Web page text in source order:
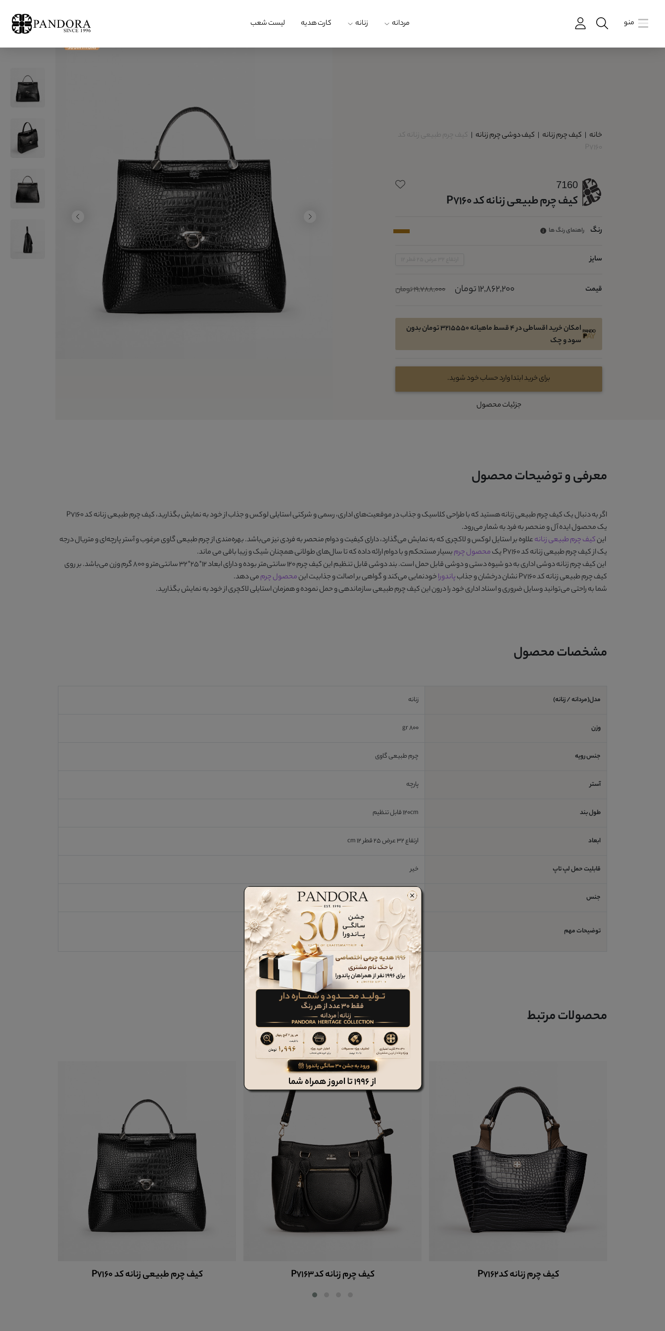
منو مردانه زنانه کارت هدیه لیست شعب
خانه | کیف چرم زنانه | کیف دوشی چرم زنانه | کیف چرم طبیعی زنانه کد
P7160
7160
کیف چرم طبیعی زنانه کد P7160
رنگ راهنمای رنگ ها
سایز
قیمت 12,862,200 تومان 19,788,000 تومان
امکان خرید اقساطی در 4 قسط ماهیانه 3215550 تومان بدون
سود و چک
برای خرید ابتدا وارد حساب خود شوید.
جزئیات محصول
معرفی و توضیحات محصول
اگر به دنبال یک کیف چرم طبیعی زنانه هستید که با طراحی کلاسیک و جذاب در موقعیت‌های اداری، رسمی و شرکتی استایلی لوکس و جذاب از خود به نمایش بگذارید،کیف چرم طبیعی زنانه کد P7160
یک محصول ایده آل و منحصر به فرد به شمار می‌رود.
اینکیف چرم طبیعی زنانهعلاوه بر استایل لوکس و لاکچری که به نمایش می‌گذارد، دارای کیفیت و دوام منحصر به فردی نیز می‌باشد. بهره‌مندی از چرم طبیعی گاوی مرغوب و آستر پارچه‌ای و متریال درجه
یک ازکیف چرم طبیعی زنانه کد P7160 یکمحصول چرمبسیار مستحکم و با دوام ارائه داده که تا سال‌های طولانی همچنان شیک و زیبا باقی می ماند.
اینکیف چرم زنانه دوشی اداریبه دو شیوه دستی و دوشی قابل حمل است. بند دوشی قابل تنظیم اینکیف چرم
کیف چرم طبیعی زنانه کد P7160
نشان درخشان و جذابپاندوراخودنمایی می‌کند و گواهی بر اصالت و جذابیت اینمحصول چرممی دهد.
شما به راحتی می‌توانید وسایل ضروری و اسناد اداری خود را درون این کیف چرم طبیعی سازماندهی و حمل نموده و همزمان استایلی لاکچری از خود به نمایش بگذارید.
مشخصات محصول
مدل(مردانه / زنانه) زنانه
وزن 800 gr
جنس رویه چرم طبیعی گاوی
آستر پارچه
طول بند 120cm قابل تنظیم
ابعاد ارتفاع 32 عرض 25 قطر 12 cm
قابلیت حمل لپ تاپ خیر
جنس چرم طبیعی
توضیحات مهم
کیف چرم طبیعی زنانه کد P7160
این محصول داری بند آویز دوشی نیز می باشد
محصولات مرتبط
کیف چرم زنانه کدP7162 کیف چرم زنانه کدP7163 کیف چرم طبیعی زنانه کد P7160